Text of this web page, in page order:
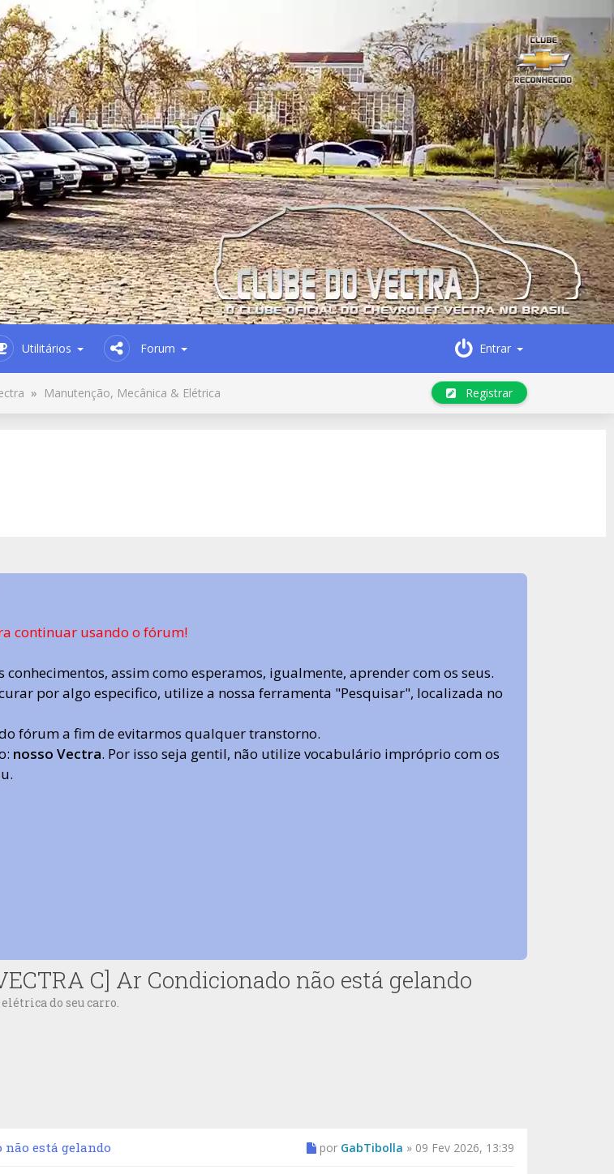
Utilitários Forum Entrar
» Manutenção, Mecânica & Elétrica Registrar
continuar usando o fórum!
assim como esperamos, igualmente, aprender com os seus.
por algo especifico, utilize a nossa ferramenta "Pesquisar", localizada no
fórum a fim de evitarmos qualquer transtorno.
nosso Vectra. Por isso seja gentil, não utilize vocabulário impróprio com os
C] Ar Condicionado não está gelando
do seu carro.
não está gelando por GabTibolla » 09 Fev 2026, 13:39